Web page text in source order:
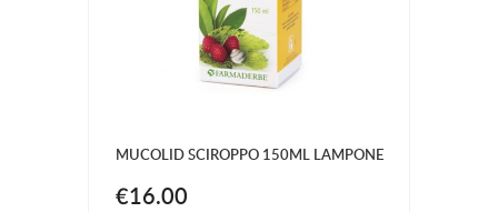
MUCOLID SCIROPPO 150ML LAMPONE
€16.00